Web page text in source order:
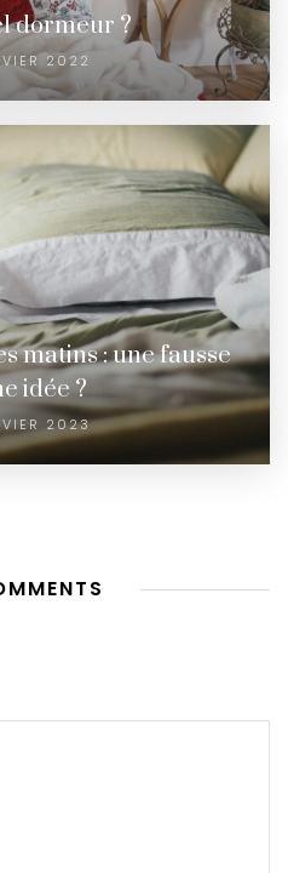
dormeur ?
2022
matins : une fausse
idée ?
2023